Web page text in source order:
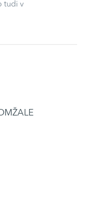
tudi v